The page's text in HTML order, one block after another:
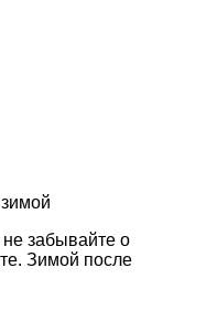
забывайте о
Зимой после